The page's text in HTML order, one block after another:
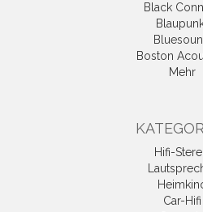
Black
Boston
Mehr
Hifi-
Car-Hifi